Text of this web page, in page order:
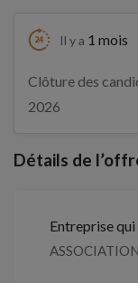
Il y a 1 mois
Clôture des
2026
Détails de
Entreprise